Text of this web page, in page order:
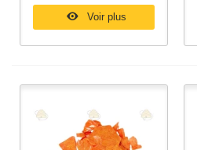
Voir plus